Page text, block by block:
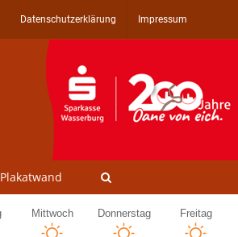
Datenschutzerklärung Impressum
Plakatwand